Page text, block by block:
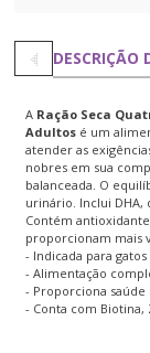
DESCRIÇÃO
A Ração Seca
Adultos é um
atender as
nobres em sua
balanceada. O
urinário. Inclui DHA,
Contém
proporcionam mais
- Indicada para
- Alimentação
- Proporciona
- Conta com Biotina,